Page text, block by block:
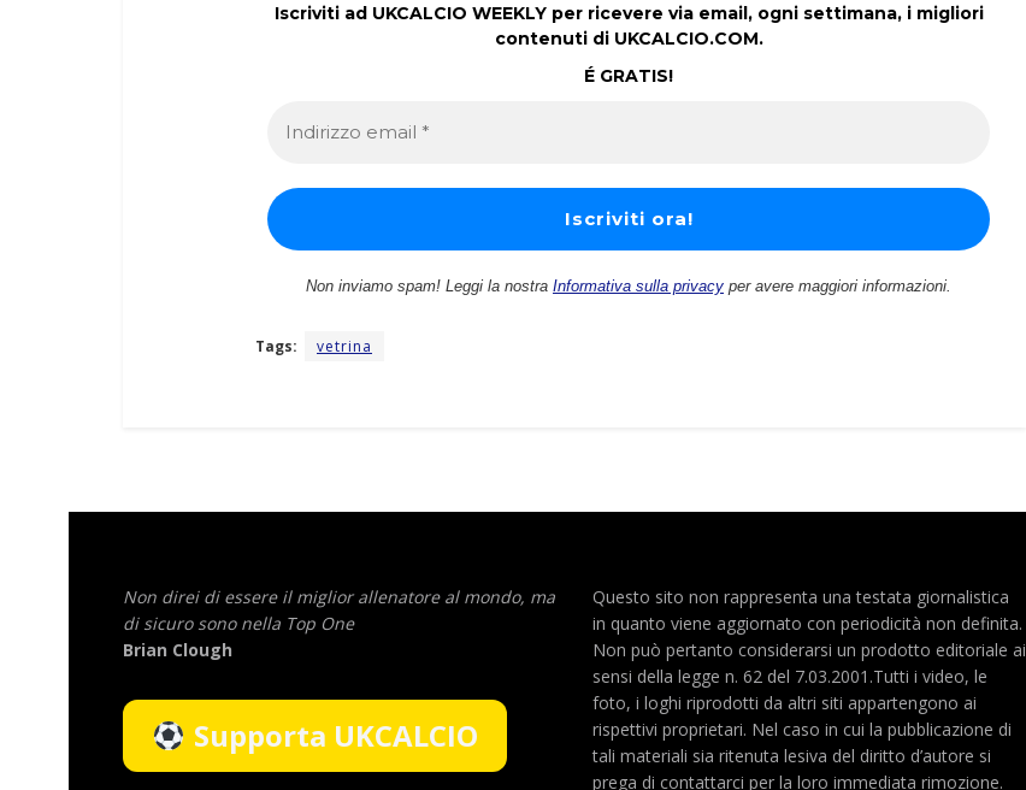
Iscriviti ad UKCALCIO WEEKLY per ricevere via email, ogni settimana, i migliori
contenuti di UKCALCIO.COM.
É GRATIS!
Non inviamo spam! Leggi la nostra Informativa sulla privacy per avere maggiori informazioni.
Tags: vetrina
Non direi di essere il miglior allenatore al mondo, ma
di sicuro sono nella Top One
Brian Clough
Supporta UKCALCIO
Questo sito non rappresenta una testata giornalistica
in quanto viene aggiornato con periodicità non definita.
Non può pertanto considerarsi un prodotto editoriale ai
sensi della legge n. 62 del 7.03.2001.Tutti i video, le
foto, i loghi riprodotti da altri siti appartengono ai
rispettivi proprietari. Nel caso in cui la pubblicazione di
tali materiali sia ritenuta lesiva del diritto d’autore si
prega di contattarci per la loro immediata rimozione.